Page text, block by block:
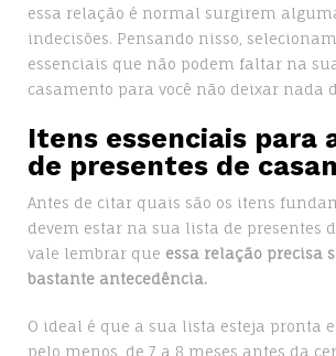
essa relação é normal surgirem
indecisões. Pensando nisso,
essenciais que não podem faltar na
casamento para você não deixar nada
Itens essenciais para
de presentes de
Antes de citar quais são os itens
devem estar na sua lista de presentes
vale lembrar que essa relação precisa
bastante antecedência.
O ideal é que a sua lista esteja pronta
pelo menos, de 7 a 8 meses antes da